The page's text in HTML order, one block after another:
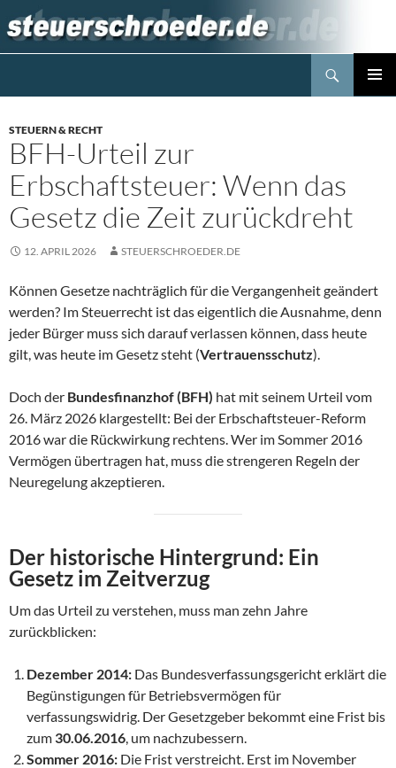
Inhalt
springen
STEUERN & RECHT
BFH-Urteil zur
Erbschaftsteuer: Wenn das
Gesetz die Zeit zurückdreht
12. APRIL 2026 STEUERSCHROEDER.DE
Können Gesetze nachträglich für die Vergangenheit geändert
werden? Im Steuerrecht ist das eigentlich die Ausnahme, denn
jeder Bürger muss sich darauf verlassen können, dass heute
gilt, was heute im Gesetz steht (Vertrauensschutz).
Doch der Bundesfinanzhof (BFH) hat mit seinem Urteil vom
26. März 2026 klargestellt: Bei der Erbschaftsteuer-Reform
2016 war die Rückwirkung rechtens. Wer im Sommer 2016
Vermögen übertragen hat, muss die strengeren Regeln der
Neuregelung akzeptieren.
Der historische Hintergrund: Ein
Gesetz im Zeitverzug
Um das Urteil zu verstehen, muss man zehn Jahre
zurückblicken:
Dezember 2014: Das Bundesverfassungsgericht erklärt die
Begünstigungen für Betriebsvermögen für
verfassungswidrig. Der Gesetzgeber bekommt eine Frist bis
zum 30.06.2016 , um nachzubessern.
Sommer 2016: Die Frist verstreicht. Erst im November